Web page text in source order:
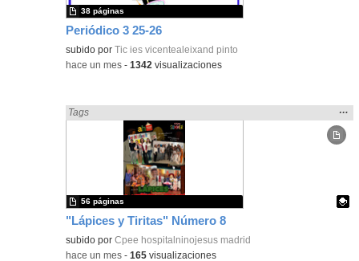
Periódico 3 25-26
subido porTic ies vicentealeixand pinto
38 páginas
-hace un mes -1342 visualizaciones
"Lápices y Tiritas" Número 8
Encontrado «Periódicos y revistas» en:
Tags
la
…
Contenido educativo.
subido porCpee hospitalninojesus madrid
56 páginas
-hace un mes -165 visualizaciones